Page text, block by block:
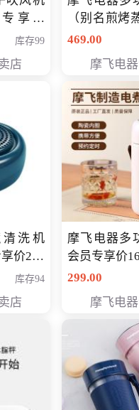
专享价
库存99
店
（别名煎烤
号MF-8888B 会员专享
469.00
摩飞电
洗机
库存94
店
摩飞电器多
会员专享价
299.00
摩飞电